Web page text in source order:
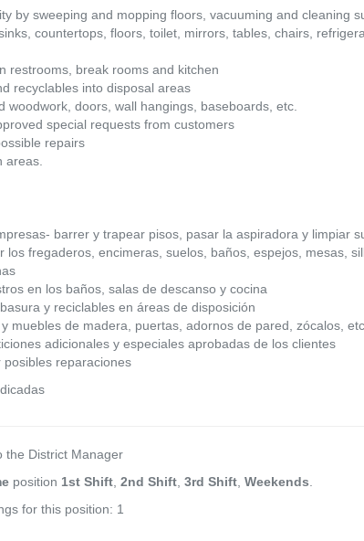
by sweeping and mopping floors, vacuuming and cleaning
countertops, floors, toilet, mirrors, tables, chairs,
restrooms, break rooms and kitchen
recyclables into disposal areas
woodwork, doors, wall hangings, baseboards, etc.
special requests from customers
repairs
areas.
barrer y trapear pisos, pasar la aspiradora y limpiar
los fregaderos, encimeras, suelos, baños, espejos, mesas,
en los baños, salas de descanso y cocina
y reciclables en áreas de disposición
muebles de madera, puertas, adornos de pared, zócalos, etc
adicionales y especiales aprobadas de los clientes
reparaciones
the District Manager
position 1st Shift 2nd Shift 3rd Shift Weekends
for this position: 1